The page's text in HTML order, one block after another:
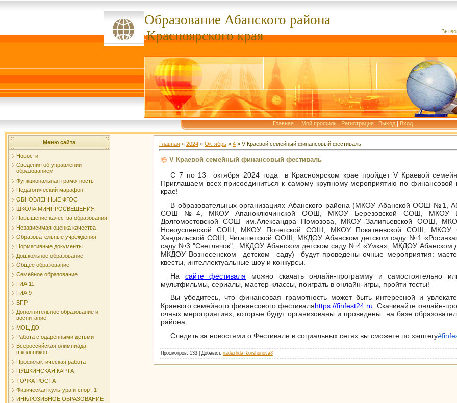
Образование Абанского района
сссссссКрасноярского края Вы
Главная | | Мой профиль | Регистрация | Выход | Вход
Меню сайта
Новости
Сведения об управлении
образованием
Функциональная грамотность
Педагогический марафон
ОБНОВЛЕННЫЕ ФГОС
ШКОЛА МИНПРОСВЕЩЕНИЯ
Повышение качества образования
Независимая оценка качества
Образовательные учреждения
Нормативные документы
Дошкольное образование
Общее образование
Семейное образование
ГИА 11
ГИА 9
ВПР
Дополнительное образование и
воспитание
МОЦ ДО
Работа с одарёнными детьми
Всероссийская олимпиада
школьников
Профилактическая работа
ПУШКИНСКАЯ КАРТА
ТОЧКА РОСТА
Физическая культура и спорт 1
ИНКЛЮЗИВНОЕ ОБРАЗОВАНИЕ
Главная » 2024 » Октябрь » 4 » V Краевой семейный финансовый фестиваль
V Краевой семейный финансовый фестиваль
С 7 по 13 октября 2024 года в Красноярском крае пройдет VКраевой
Приглашаем всех присоединиться к самому крупному мероприятию по финансовой
крае!
В образовательных организациях Абанского района (МКОУ Абанской ООШ №1,
СОШ №4, МКОУ Апаноключинской ООШ, МКОУ Березовской СОШ, МКОУ
Долгомостовской СОШ им.Александра Помозова, МКОУ Залипьевской ООШ,
Новоуспенской СОШ, МКОУ Почетской СОШ, МКОУ Покатеевской СОШ,
Хандальской СОШ, Чигашетской ООШ, МКДОУ Абанском детском саду №1
саду №3 "Светлячок"
МКДОУ Абанском детском саду №4 «Умка», МКДОУ Абанском
МКДОУ Вознесенском детском саду) будут проведены очные мероприятия:
квесты, интеллектуальные шоу и конкурсы.
На сайте фестиваля можно скачать онлайн-программу и самостоятельно
мультфильмы, сериалы, мастер-классы, поиграть в онлайн-игры, пройти тесты!⠀
Вы убедитесь, что финансовая грамотность может быть интересной и
Краевого семейного финансового фестиваляhttps://finfest24.ru. Скачивайте онлайн-
очных мероприятиях, которые будут организованы и проведены на базе
района.
Следить за новостями о Фестивале в социальных сетях вы сможете по хэштегу
Просмотров: 133 | Добавил: nadezhda_korshunova8